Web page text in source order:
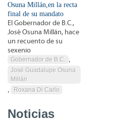
Osuna Millán,en la recta
final de su mandato
El Gobernador de B.C.,
José Osuna Millán, hace
un recuento de su
sexenio
Gobernador de B.C. ,
José Guadalupe Osuna
Millán
,
Roxana Di Carlo
Noticias